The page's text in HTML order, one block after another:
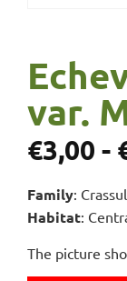
var.
€3,00 -
Family:
Habitat:
The picture